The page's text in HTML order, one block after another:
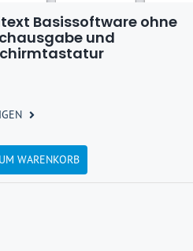
Basissoftware ohne
und
WARENKORB